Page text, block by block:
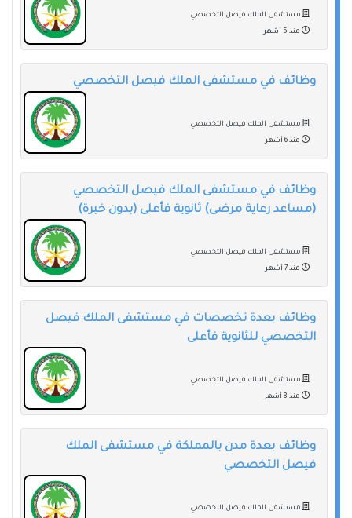
مستشفى الملك فيصل التخصصي
منذ 5 أشهر
وظائف في مستشفى الملك فيصل التخصصي
مستشفى الملك فيصل التخصصي
منذ 6 أشهر
وظائف في مستشفى الملك فيصل التخصصي
(مساعد رعاية مرضى) ثانوية فأعلى (بدون خبرة)
مستشفى الملك فيصل التخصصي
منذ 7 أشهر
وظائف بعدة تخصصات في مستشفى الملك فيصل
التخصصي للثانوية فأعلى
مستشفى الملك فيصل التخصصي
منذ 8 أشهر
وظائف بعدة مدن بالمملكة في مستشفى الملك
فيصل التخصصي
مستشفى الملك فيصل التخصصي